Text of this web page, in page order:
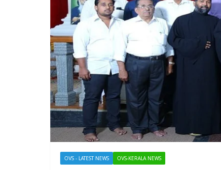
OVS - LATEST NEWS OVS-KERALA NEWS